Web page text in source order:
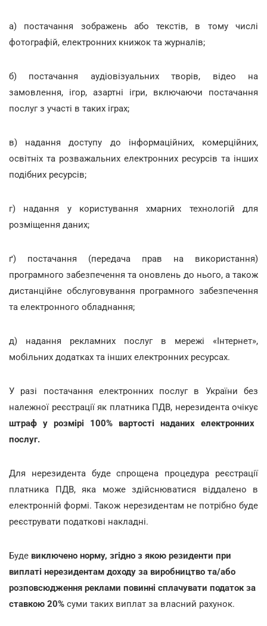
а) постачання зображень або текстів, в тому числі
фотографій, електронних книжок та журналів;
б) постачання аудіовізуальних творів, відео на
замовлення, ігор, азартні ігри, включаючи постачання
послуг з участі в таких іграх;
в) надання доступу до інформаційних, комерційних,
освітніх та розважальних електронних ресурсів та інших
подібних ресурсів;
г) надання у користування хмарних технологій для
розміщення даних;
ґ) постачання (передача прав на використання)
програмного забезпечення та оновлень до нього, а також
дистанційне обслуговування програмного забезпечення
та електронного обладнання;
д) надання рекламних послуг в мережі «Інтернет»,
мобільних додатках та інших електронних ресурсах.
У разі постачання електронних послуг в України без
належної реєстрації як платника ПДВ, нерезидента очікує
штраф у розмірі 100% вартості наданих електронних
послуг.
Для нерезидента буде спрощена процедура реєстрації
платника ПДВ, яка може здійснюватися віддалено в
електронній формі. Також нерезидентам не потрібно буде
реєструвати податкові накладні.
Буде виключено норму, згідно з якою резиденти при
виплаті нерезидентам доходу за виробництво та/або
розповсюдження реклами повинні сплачувати податок за
ставкою 20% суми таких виплат за власний рахунок.